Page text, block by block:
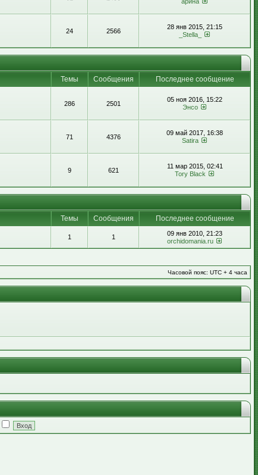
24 2566
28 янв 2015, 21:15
_Stella_
Темы Сообщения
Последнее сообщение
286 2501
05 ноя 2016, 15:22
Энсо
71 4376
09 май 2017, 16:38
Satira
9 621
11 мар 2015, 02:41
Tory Black
Темы Сообщения Последнее сообщение
1 1
09 янв 2010, 21:23
orchidomania.ru
Часовой пояс: UTC + 4 часа